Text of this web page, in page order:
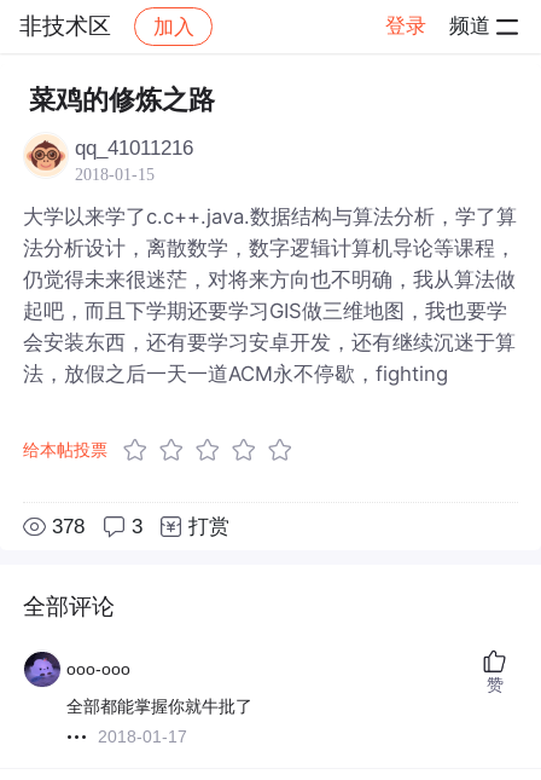
非技术区 加入 登录 频道
社区 非技术区
菜鸡的修炼之路
qq_41011216
2018-01-15
大学以来学了c.c++.java.数据结构与算法分析，学了算
法分析设计，离散数学，数字逻辑计算机导论等课程，
仍觉得未来很迷茫，对将来方向也不明确，我从算法做
起吧，而且下学期还要学习GIS做三维地图，我也要学
会安装东西，还有要学习安卓开发，还有继续沉迷于算
法，放假之后一天一道ACM永不停歇，fighting
给本帖投票
378 3 打赏
全部评论
ooo-ooo
全部都能掌握你就牛批了
2018-01-17
赞